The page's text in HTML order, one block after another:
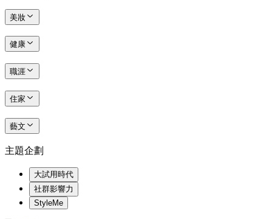
美妝
健康
職涯
住家
藝文
主題企劃
大試用時代
社群影響力
StyleMe